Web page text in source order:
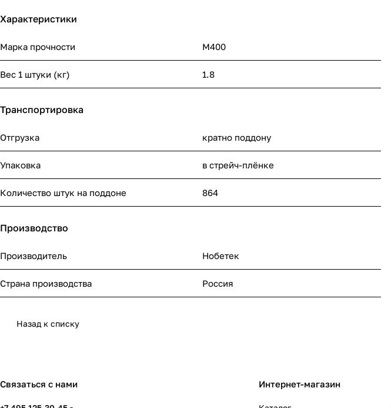
Характеристики
Марка прочности М400
Вес 1 штуки (кг) 1.8
Транспортировка
Отгрузка кратно поддону
Упаковка в стрейч-плёнке
Количество штук на поддоне 864
Производство
Производитель Нобетек
Страна производства Россия
Назад к списку
Связаться с нами Интернет-магазин